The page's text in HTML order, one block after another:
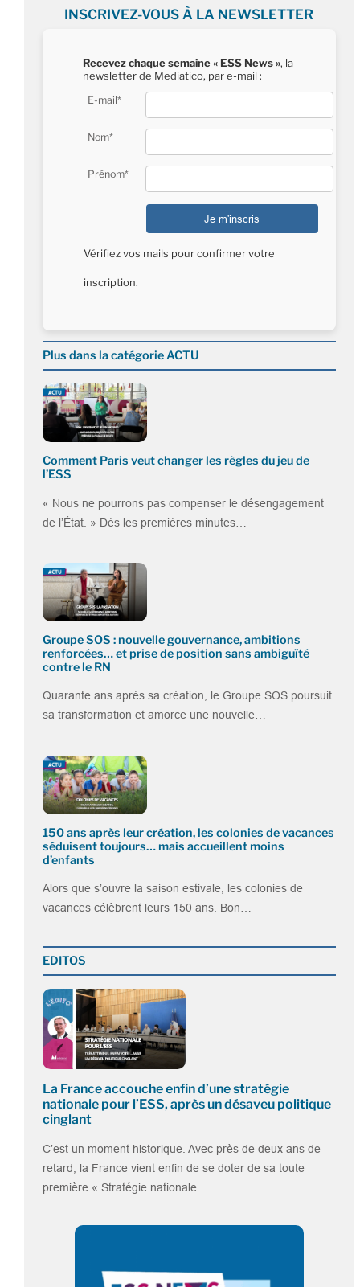
INSCRIVEZ-VOUS À LA NEWSLETTER
Recevez chaque semaine « ESS News », la
newsletter de Mediatico, par e-mail :
E-mail*
Nom*
Prénom*
Vérifiez vos mails pour confirmer votre
inscription.
Plus dans la catégorie ACTU
Comment Paris veut changer les règles du jeu de
l’ESS
« Nous ne pourrons pas compenser le désengagement
de l’État. » Dès les premières minutes…
Groupe SOS : nouvelle gouvernance, ambitions
renforcées… et prise de position sans ambiguïté
contre le RN
Quarante ans après sa création, le Groupe SOS poursuit
sa transformation et amorce une nouvelle…
150 ans après leur création, les colonies de vacances
séduisent toujours… mais accueillent moins
d’enfants
Alors que s’ouvre la saison estivale, les colonies de
vacances célèbrent leurs 150 ans. Bon…
EDITOS
La France accouche enfin d’une stratégie
nationale pour l’ESS, après un désaveu politique
cinglant
C’est un moment historique. Avec près de deux ans de
retard, la France vient enfin de se doter de sa toute
première « Stratégie nationale…